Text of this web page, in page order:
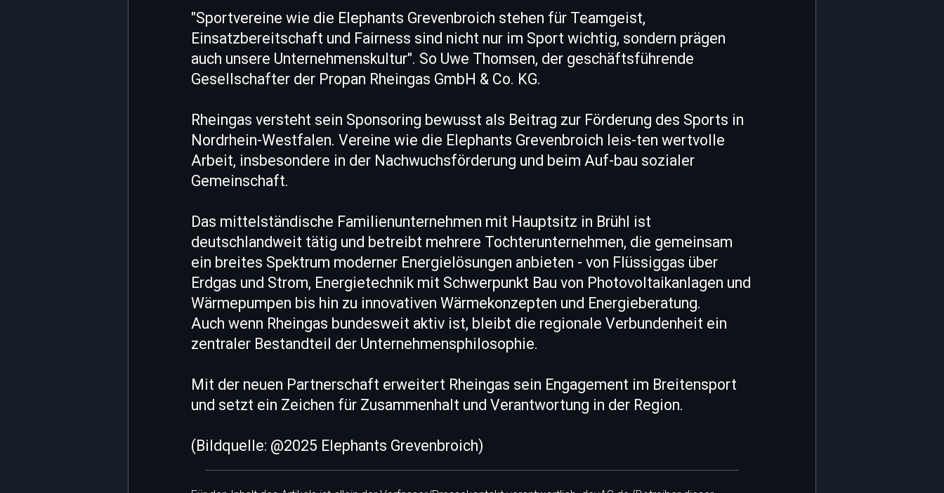
"Sportvereine wie die Elephants Grevenbroich stehen für Teamgeist,
Einsatzbereitschaft und Fairness sind nicht nur im Sport wichtig, sondern prägen
auch unsere Unternehmenskultur". So Uwe Thomsen, der geschäftsführende
Gesellschafter der Propan Rheingas GmbH & Co. KG.
Rheingas versteht sein Sponsoring bewusst als Beitrag zur Förderung des Sports in
Nordrhein-Westfalen. Vereine wie die Elephants Grevenbroich leis-ten wertvolle
Arbeit, insbesondere in der Nachwuchsförderung und beim Auf-bau sozialer
Gemeinschaft.
Das mittelständische Familienunternehmen mit Hauptsitz in Brühl ist
deutschlandweit tätig und betreibt mehrere Tochterunternehmen, die gemeinsam
ein breites Spektrum moderner Energielösungen anbieten - von Flüssiggas über
Erdgas und Strom, Energietechnik mit Schwerpunkt Bau von Photovoltaikanlagen und
Wärmepumpen bis hin zu innovativen Wärmekonzepten und Energieberatung.
Auch wenn Rheingas bundesweit aktiv ist, bleibt die regionale Verbundenheit ein
zentraler Bestandteil der Unternehmensphilosophie.
Mit der neuen Partnerschaft erweitert Rheingas sein Engagement im Breitensport
und setzt ein Zeichen für Zusammenhalt und Verantwortung in der Region.
(Bildquelle: @2025 Elephants Grevenbroich)